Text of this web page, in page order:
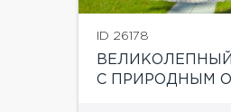
ID 26178
С ПРИРОДНЫМ